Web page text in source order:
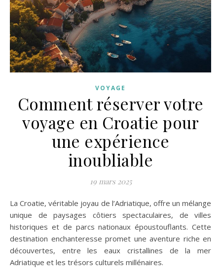
VOYAGE
Comment réserver votre
voyage en Croatie pour
une expérience
inoubliable
19 mars 2025
La Croatie, véritable joyau de l’Adriatique, offre un mélange
unique de paysages côtiers spectaculaires, de villes
historiques et de parcs nationaux époustouflants. Cette
destination enchanteresse promet une aventure riche en
découvertes, entre les eaux cristallines de la mer
Adriatique et les trésors culturels millénaires.